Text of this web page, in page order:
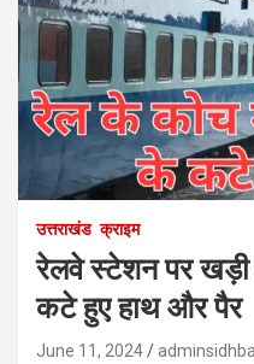
उत्तराखंड क्राइम
रेलवे स्टेशन पर खड़ी
कटे हुए हाथ और पैर
June 11, 2024